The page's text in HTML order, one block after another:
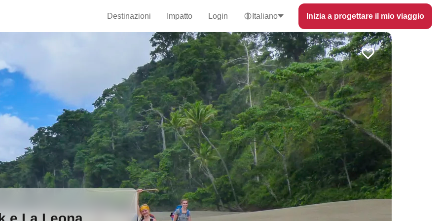
Destinazioni
Impatto Login Italiano Inizia a progettare il mio viaggio